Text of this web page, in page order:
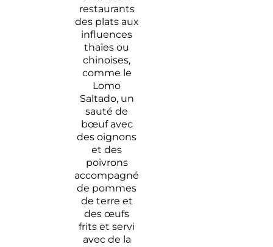
restaurants
des plats aux
influences
thaïes ou
chinoises,
comme le
Lomo
Saltado, un
sauté de
bœuf avec
des oignons
et des
poivrons
accompagné
de pommes
de terre et
des œufs
frits et servi
avec de la